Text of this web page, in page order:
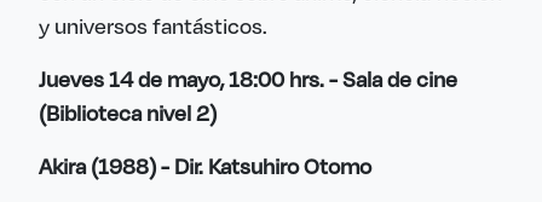
y universos fantásticos.
Jueves 14 de mayo, 18:00 hrs. - Sala de cine
(Biblioteca nivel 2)
Akira (1988) - Dir. Katsuhiro Otomo